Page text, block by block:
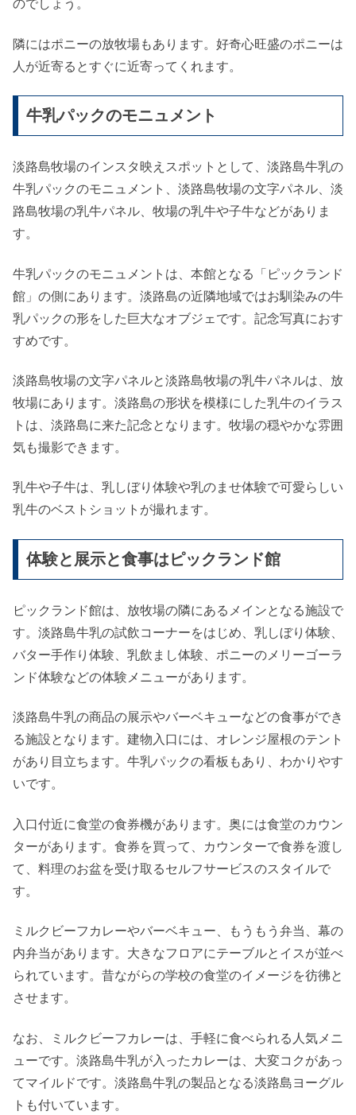
のでしょう。
隣にはポニーの放牧場もあります。好奇心旺盛のポニーは
人が近寄るとすぐに近寄ってくれます。
牛乳パックのモニュメント
淡路島牧場のインスタ映えスポットとして、淡路島牛乳の
牛乳パックのモニュメント、淡路島牧場の文字パネル、淡
路島牧場の乳牛パネル、牧場の乳牛や子牛などがありま
す。
牛乳パックのモニュメントは、本館となる「ピックランド
館」の側にあります。淡路島の近隣地域ではお馴染みの牛
乳パックの形をした巨大なオブジェです。記念写真におす
すめです。
淡路島牧場の文字パネルと淡路島牧場の乳牛パネルは、放
牧場にあります。淡路島の形状を模様にした乳牛のイラス
トは、淡路島に来た記念となります。牧場の穏やかな雰囲
気も撮影できます。
乳牛や子牛は、乳しぼり体験や乳のませ体験で可愛らしい
乳牛のベストショットが撮れます。
体験と展示と食事はピックランド館
ピックランド館は、放牧場の隣にあるメインとなる施設で
す。淡路島牛乳の試飲コーナーをはじめ、乳しぼり体験、
バター手作り体験、乳飲まし体験、ポニーのメリーゴーラ
ンド体験などの体験メニューがあります。
淡路島牛乳の商品の展示やバーベキューなどの食事ができ
る施設となります。建物入口には、オレンジ屋根のテント
があり目立ちます。牛乳パックの看板もあり、わかりやす
いです。
入口付近に食堂の食券機があります。奥には食堂のカウン
ターがあります。食券を買って、カウンターで食券を渡し
て、料理のお盆を受け取るセルフサービスのスタイルで
す。
ミルクビーフカレーやバーベキュー、もうもう弁当、幕の
内弁当があります。大きなフロアにテーブルとイスが並べ
られています。昔ながらの学校の食堂のイメージを彷彿と
させます。
なお、ミルクビーフカレーは、手軽に食べられる人気メニ
ューです。淡路島牛乳が入ったカレーは、大変コクがあっ
てマイルドです。淡路島牛乳の製品となる淡路島ヨーグル
トも付いています。